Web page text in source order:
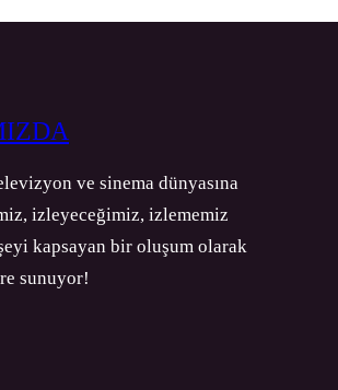
ve sinema dünyasına
izleyeceğimiz, izlememiz
kapsayan bir oluşum olarak
sunuyor!